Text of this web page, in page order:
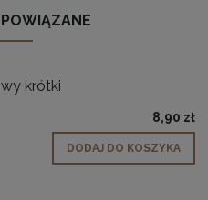
krótki
8,90 zł
DODAJ DO KOSZYKA